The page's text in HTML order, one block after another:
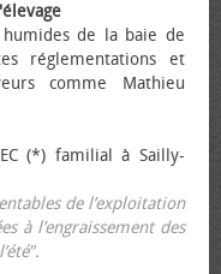
de la baie de
réglementations et
comme Mathieu
(*) familial à Sailly-
de l’exploitation
à l’engraissement des